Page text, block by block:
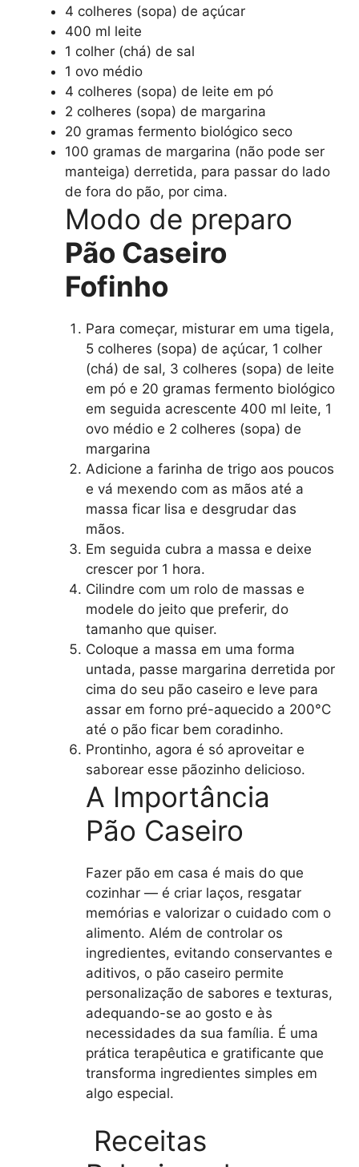
4 colheres (sopa) de açúcar
400 ml leite
1 colher (chá) de sal
1 ovo médio
4 colheres (sopa) de leite em pó
2 colheres (sopa) de margarina
20 gramas fermento biológico seco
100 gramas de margarina (não pode ser
manteiga) derretida, para passar do lado
de fora do pão, por cima.
Modo de preparo
Pão Caseiro
Fofinho
Para começar, misturar em uma tigela,
5 colheres (sopa) de açúcar, 1 colher
(chá) de sal, 3 colheres (sopa) de leite
em pó e 20 gramas fermento biológico
em seguida acrescente 400 ml leite, 1
ovo médio e 2 colheres (sopa) de
margarina
Adicione a farinha de trigo aos poucos
e vá mexendo com as mãos até a
massa ficar lisa e desgrudar das
mãos.
Em seguida cubra a massa e deixe
crescer por 1 hora.
Cilindre com um rolo de massas e
modele do jeito que preferir, do
tamanho que quiser.
Coloque a massa em uma forma
untada, passe margarina derretida por
cima do seu pão caseiro e leve para
assar em forno pré-aquecido a 200°C
até o pão ficar bem coradinho.
Prontinho, agora é só aproveitar e
saborear esse pãozinho delicioso.
A Importância
Pão Caseiro
Fazer pão em casa é mais do que
cozinhar — é criar laços, resgatar
memórias e valorizar o cuidado com o
alimento. Além de controlar os
ingredientes, evitando conservantes e
aditivos, o pão caseiro permite
personalização de sabores e texturas,
adequando-se ao gosto e às
necessidades da sua família. É uma
prática terapêutica e gratificante que
transforma ingredientes simples em
algo especial.
Receitas